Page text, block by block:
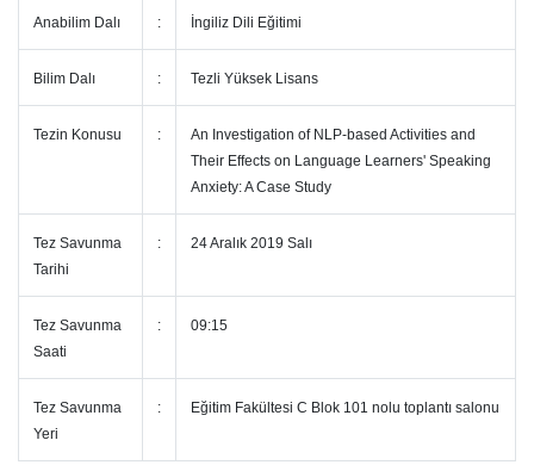
Anabilim Dalı : İngiliz Dili Eğitimi
Bilim Dalı : Tezli Yüksek Lisans
Tezin Konusu :
An Investigation of NLP-based Activities and
Their Effects on Language Learners' Speaking
Anxiety: A Case Study
Tez Savunma
Tarihi
: 24 Aralık 2019 Salı
Tez Savunma
Saati
: 09:15
Tez Savunma
Yeri
: Eğitim Fakültesi C Blok 101 nolu toplantı salonu